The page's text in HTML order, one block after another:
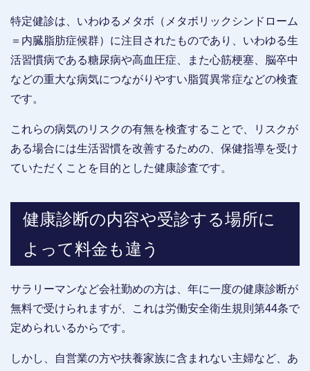
特定健診は、いわゆるメタボ（メタボリックシンドローム
＝内臓脂肪症候群）に注目されたものであり、いわゆる生
活習慣病である糖尿病や高血圧症、また心筋梗塞、脳卒中
などの重大な病気につながりやすい脂質異常症などの検査
です。
これらの病気のリスクの有無を検査することで、リスクが
ある場合には生活習慣を改善するための、保健指導を受け
ていただくことを目的とした健康診査です。
健康診断の内容や受診する場所に
よって料金も違う
サラリーマンなど会社勤めの方は、年に一度の健康診断が
無料で受けられますが、これは労働安全衛生規則第44条で
定められいるからです。
しかし、自営業の方や扶養家族に含まれない主婦など、あ